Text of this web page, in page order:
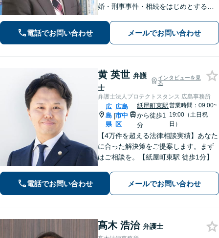
婚・刑事事件・相続をはじめとする身
ない真の問題解決を目指して誠実かつ
迅速な対応を致します。是非、お気軽
電話でお問い合わせ メールでお問い合わせ
黄 英世 弁護
士
インタビューを見
る
弁護士法人プロテクトスタンス 広島事務所
広
島
県
|
広島
市中
区
紙屋町東駅
から徒歩1
分
営業時間：09:00~
19:00（土日祝
日）
【4万件を超える法律相談実績】あなた
に合った解決策をご提案します。まず
はご相談を。【紙屋町東駅 徒歩1分】
電話でお問い合わせ メールでお問い合わせ
髙木 浩治 弁護士